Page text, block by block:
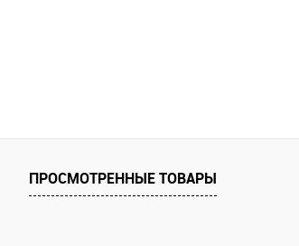
ПРОСМОТРЕННЫЕ ТОВАРЫ